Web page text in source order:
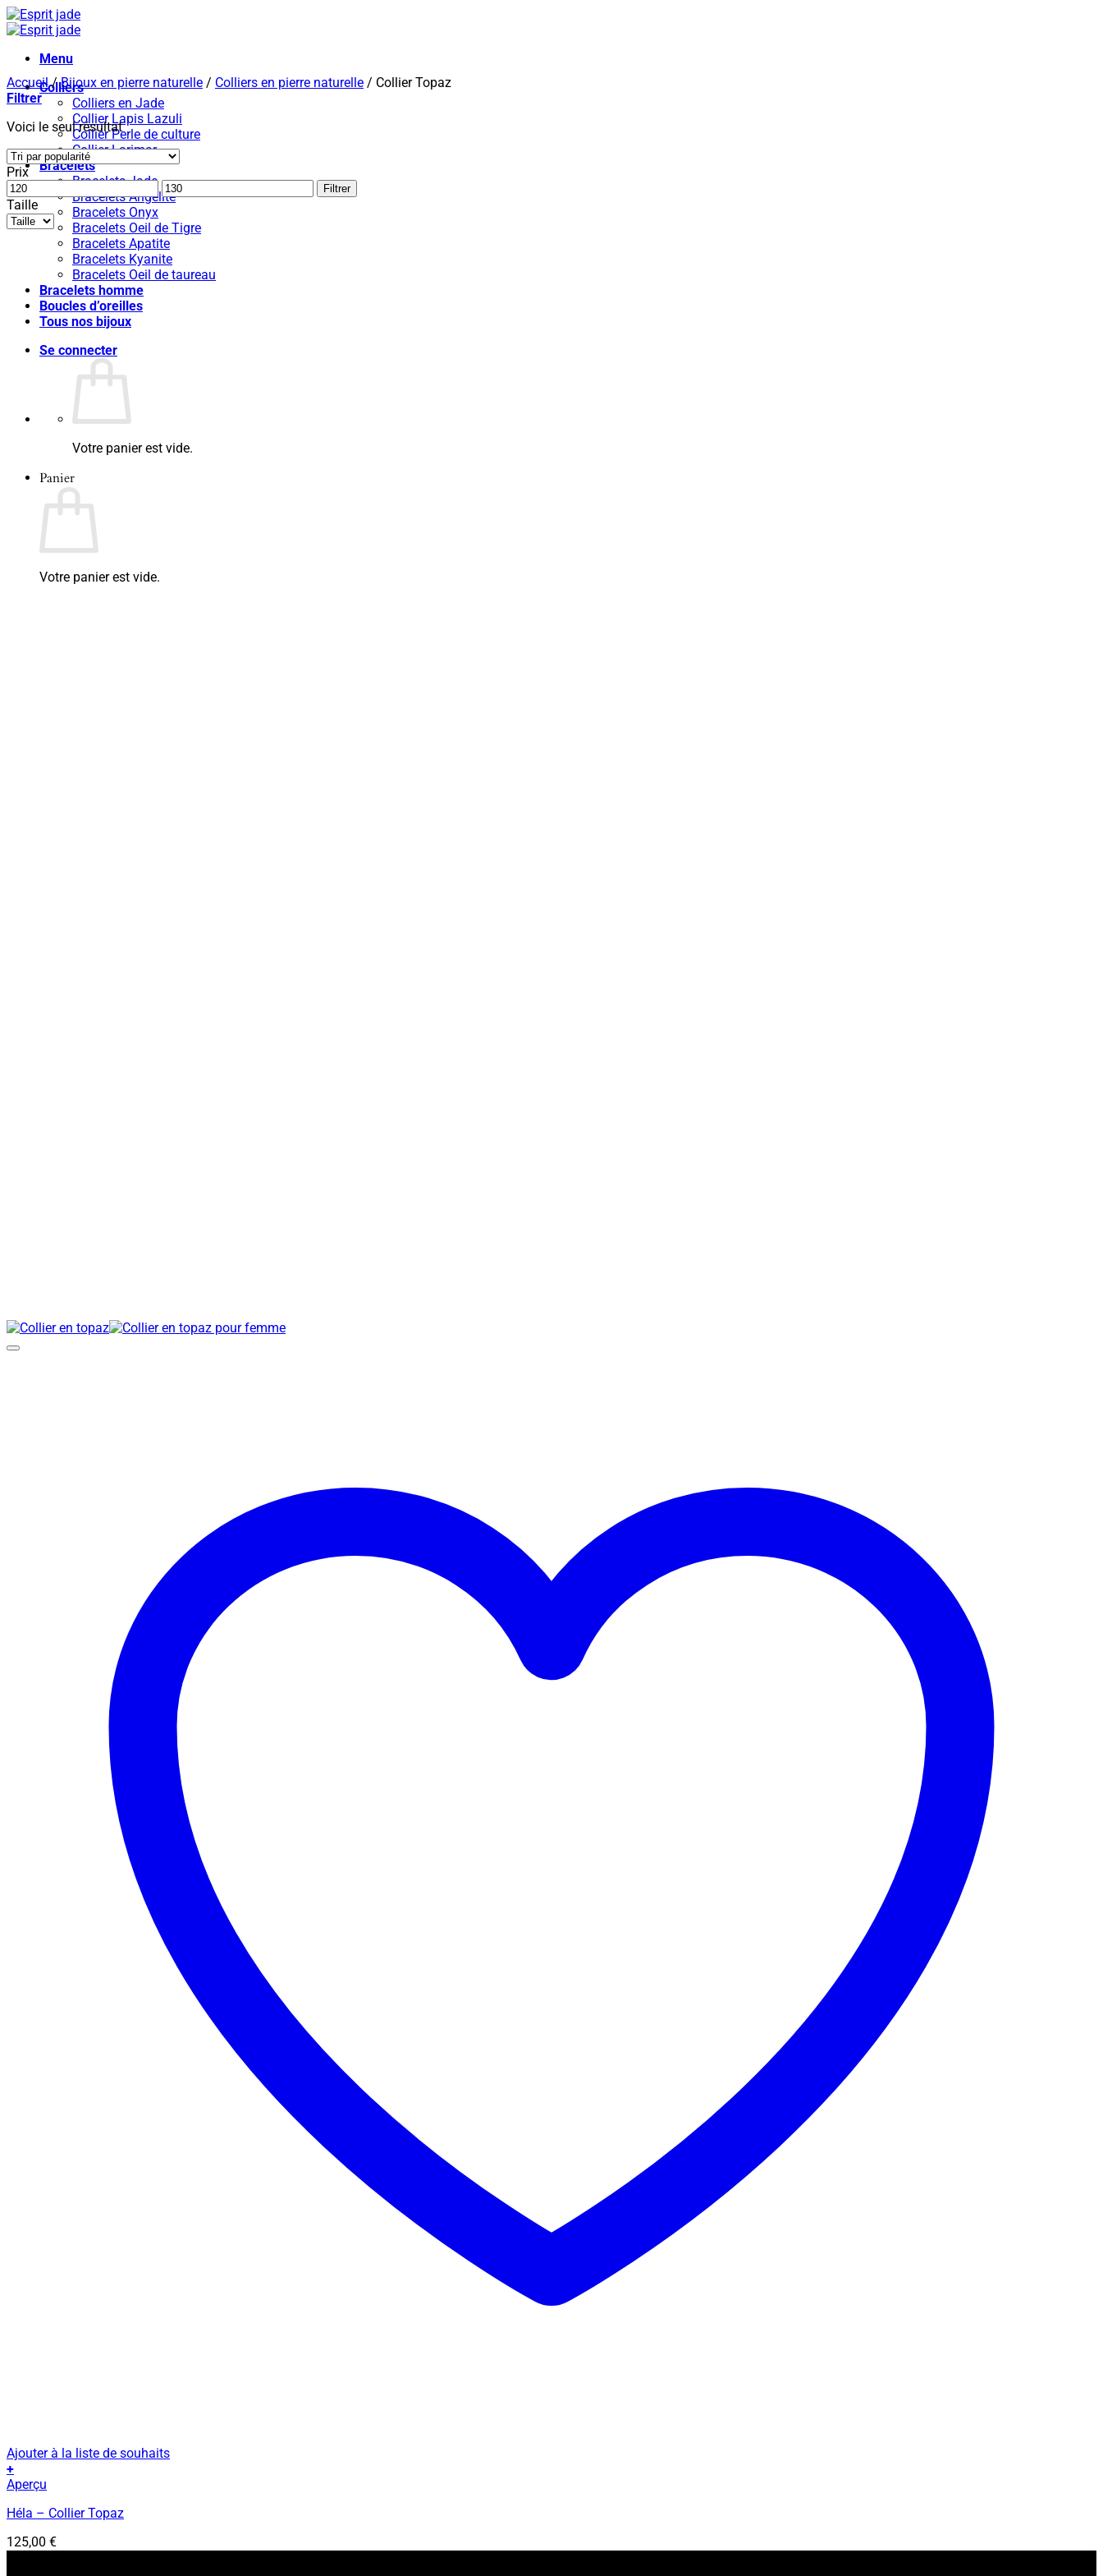
Passer
au
Menu
Colliers
Colliers en Jade
Collier Lapis Lazuli
Collier Perle de culture
Collier Larimar
Bracelets
Bracelets Jade
Bracelets Angelite
Bracelets Onyx
Bracelets Oeil de Tigre
Bracelets Apatite
Bracelets Kyanite
Bracelets Oeil de taureau
Bracelets homme
Boucles d’oreilles
Tous nos bijoux
Se connecter
Votre panier est vide.
Panier
Votre panier est vide.
Accueil / Bijoux en pierre naturelle / Colliers en pierre naturelle / Collier Topaz
Filtrer
Voici le seul résultat
Prix
Prix
min
Prix
max
Filtrer
Taille
Ajouter à la liste de souhaits
+
Aperçu
Héla – Collier Topaz
125,00 €